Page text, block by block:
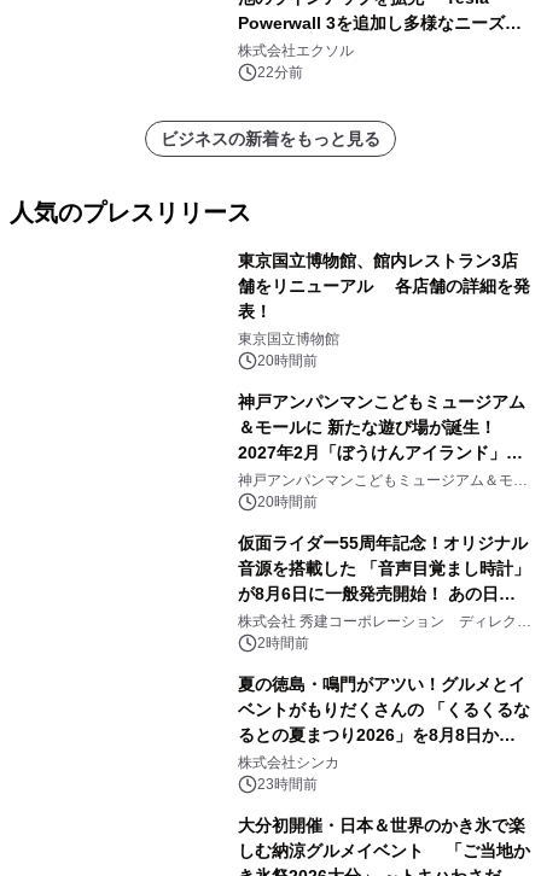
Powerwall 3を追加し多様なニーズに
応える提案体制を強化
株式会社エクソル
22分前
ビジネスの新着をもっと見る
人気のプレスリリース
東京国立博物館、館内レストラン3店
舗をリニューアル 各店舗の詳細を発
表！
東京国立博物館
20時間前
神戸アンパンマンこどもミュージアム
＆モールに 新たな遊び場が誕生！
2027年2月「ぼうけんアイランド」が
オープン
神戸アンパンマンこどもミュージアム＆モー
ル 20時間前
仮面ライダー55周年記念！オリジナル
音源を搭載した 「音声目覚まし時計」
が8月6日に一般発売開始！ あの日の
大興奮が今甦る
株式会社 秀建コーポレーション ディレクト
アートギャラリー
2時間前
夏の徳島・鳴門がアツい！グルメとイ
ベントがもりだくさんの 「くるくるな
るとの夏まつり2026」を8月8日から9
日間開催 ～夏限定メニューや大抽選
会、大学芋スティックの振る舞いも～
株式会社シンカ
23時間前
大分初開催・日本＆世界のかき氷で楽
しむ納涼グルメイベント 「ご当地か